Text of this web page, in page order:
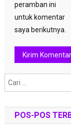
peramban ini
untuk komentar
saya berikutnya.
POS-POS